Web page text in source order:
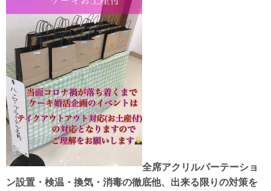
全席アクリルパーテーショ
ン設置・検温・換気・消毒の徹底他、出来る限りの対策を